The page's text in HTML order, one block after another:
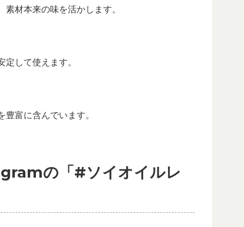
材本来の味を活かします。
して使えます。
富に含んでいます。
の「#ソイオイルレ